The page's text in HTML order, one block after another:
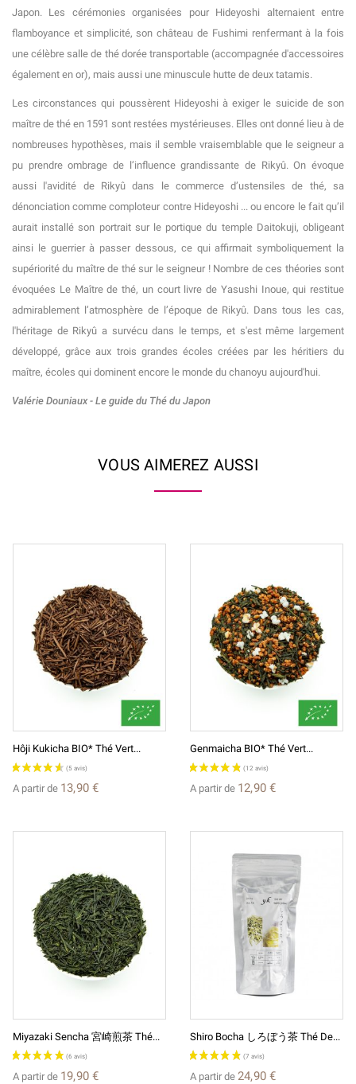
Japon. Les cérémonies organisées pour Hideyoshi alternaient entre
flamboyance et simplicité, son château de Fushimi renfermant à la fois
une célèbre salle de thé dorée transportable (accompagnée d'accessoires
également en or), mais aussi une minuscule hutte de deux tatamis.
Les circonstances qui poussèrent Hideyoshi à exiger le suicide de son
maître de thé en 1591 sont restées mystérieuses. Elles ont donné lieu à de
nombreuses hypothèses, mais il semble vraisemblable que le seigneur a
pu prendre ombrage de l’influence grandissante de Rikyû. On évoque
aussi l'avidité de Rikyû dans le commerce d’ustensiles de thé, sa
dénonciation comme comploteur contre Hideyoshi ... ou encore le fait qu’il
aurait installé son portrait sur le portique du temple Daitokuji, obligeant
ainsi le guerrier à passer dessous, ce qui affirmait symboliquement la
supériorité du maître de thé sur le seigneur ! Nombre de ces théories sont
évoquées Le Maître de thé, un court livre de Yasushi Inoue, qui restitue
admirablement l’atmosphère de l’époque de Rikyû. Dans tous les cas,
l'héritage de Rikyû a survécu dans le temps, et s'est même largement
développé, grâce aux trois grandes écoles créées par les héritiers du
maître, écoles qui dominent encore le monde du chanoyu aujourd'hui.
Valérie Douniaux - Le guide du Thé du Japon
VOUS AIMEREZ AUSSI
Hôji Kukicha BIO* Thé Vert...
A partir de 13,90 €
Genmaicha BIO* Thé Vert...
A partir de 12,90 €
Miyazaki Sencha 宮崎煎茶 Thé...
A partir de 19,90 €
Shiro Bocha しろぼう茶 Thé De...
A partir de 24,90 €